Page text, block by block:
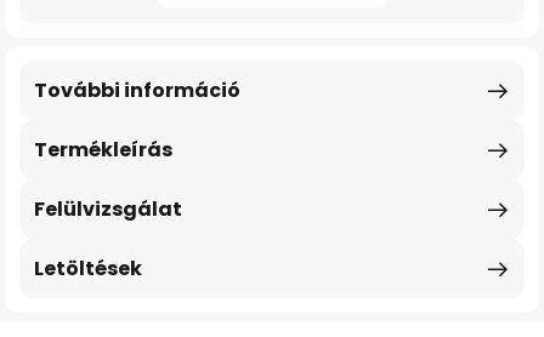
Termékleírás
További információ
Felülvizsgálat
Letöltések